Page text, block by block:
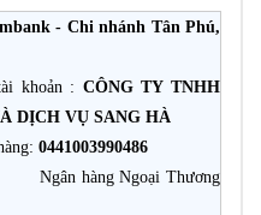
- Chi nhánh Tân Phú,
khoản : CÔNG TY TNHH
DỊCH VỤ SANG HÀ
0441003990486
hàng Ngoại Thương